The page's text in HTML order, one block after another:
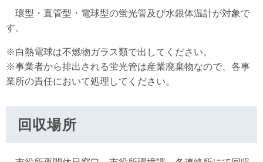
環型・直管型・電球型の蛍光管及び水銀体温計が対象で
す。
※白熱電球は不燃物ガラス類で出してください。
※事業者から排出される蛍光管は産業廃棄物なので、各事
業所の責任において処理してください。
回収場所